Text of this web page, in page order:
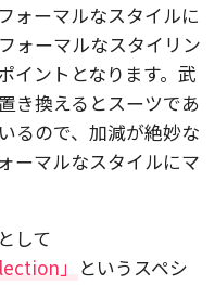
ォーマルなスタイルに
ォーマルなスタイリン
イントとなります。武
き換えるとスーツであ
るので、加減が絶妙な
ーマルなスタイルにマ
して
」 というスペシ